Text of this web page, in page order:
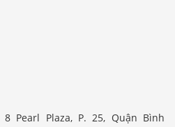
Pearl Plaza, P. 25, Quận Bình